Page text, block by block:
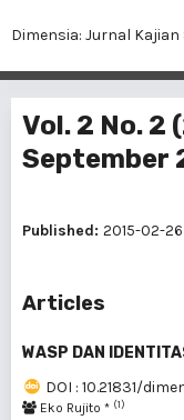
Dimensia: Jurnal Kajian
Vol. 2 No. 2
September
Published: 2015-02-26
Articles
WASP DAN
DOI : 10.21831/
Eko Rujito * (1)